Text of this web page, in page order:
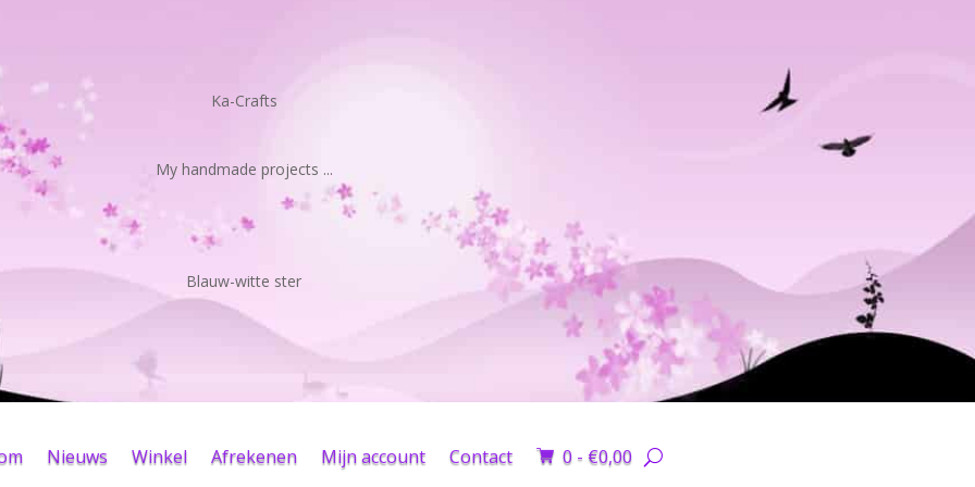
Ka-Crafts
My handmade projects ...
Blauw-witte ster
Nieuws Winkel Afrekenen Mijn account Contact 0 - €0,00